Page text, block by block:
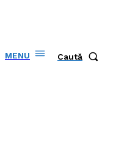
MENU Caută